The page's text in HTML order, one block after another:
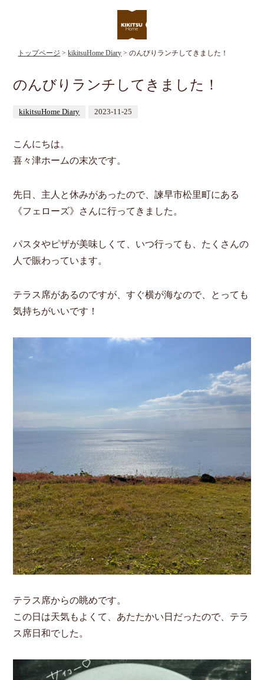
トップページ >kikitsuHome Diary > のんびりランチしてきました！
のんびりランチしてきました！
kikitsuHome Diary 2023-11-25
こんにちは。
喜々津ホームの末次です。
先日、主人と休みがあったので、諫早市松里町にある
《フェローズ》さんに行ってきました。
パスタやピザが美味しくて、いつ行っても、たくさんの
人で賑わっています。
テラス席があるのですが、すぐ横が海なので、とっても
気持ちがいいです！
テラス席からの眺めです。
この日は天気もよくて、あたたかい日だったので、テラ
ス席日和でした。